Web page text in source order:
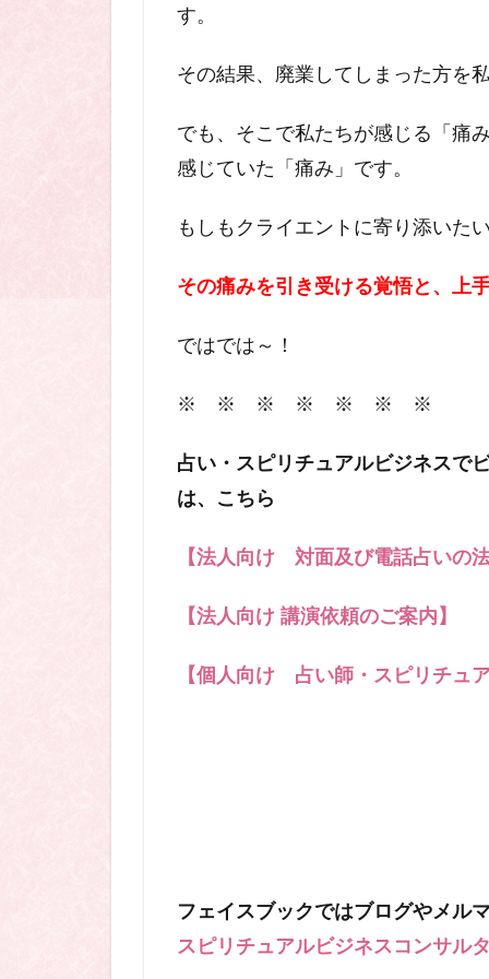
す。
その結果、廃業してしまった方を
でも、そこで私たちが感じる「痛
感じていた「痛み」です。
もしもクライエントに寄り添いた
その痛みを引き受ける覚悟と、上
ではでは～！
※ ※ ※ ※ ※ ※ ※
占い・スピリチュアルビジネスで
は、こちら
【法人向け 対面及び電話占いの
【法人向け 講演依頼のご案内】
【個人向け 占い師・スピリチュ
フェイスブックではブログやメル
スピリチュアルビジネスコンサ